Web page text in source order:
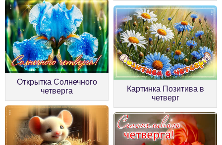
Открытка Солнечного
четверга
Картинка Позитива в
четверг